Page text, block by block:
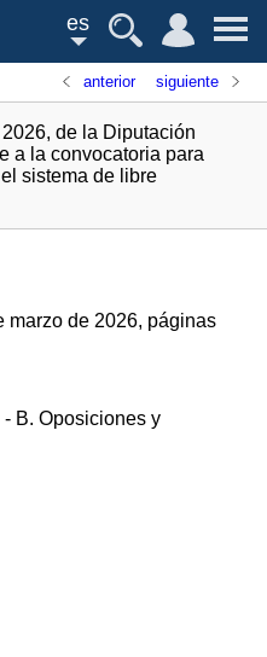
es
anterior siguiente
de la Diputación
a la convocatoria para
sistema de libre
marzo de 2026, páginas
- B. Oposiciones y